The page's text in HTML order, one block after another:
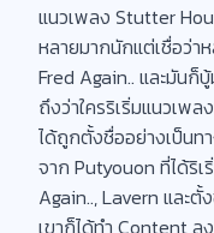
แนวเพลง Stutter
หลายมากนักแต่เชื่อว่า
Fred Again.. และมันก็
ถึงว่าใครริเริ่มแนวเพ
ได้ถูกตั้งชื่ออย่างเป็นท
จาก Putyouon ที่ได้ริ
Again.., Lavern และ
เขาก็ได้ทำ Content